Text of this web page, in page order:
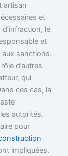
artisan
et
le
et
aux sanctions.
d’autres
qui
ces cas, la
autorités.
pour
impliquées.